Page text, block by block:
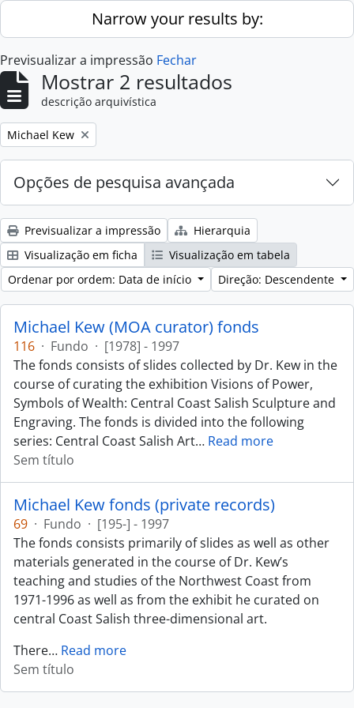
Skip to main contentNarrow your results by:
Previsualizar a impressão Fechar
Mostrar 2 resultados
descrição arquivística
Remove filter:
Michael Kew
Opções de pesquisa avançada
Previsualizar a impressão
Hierarquia
Visualização em ficha
Visualização em tabela
Ordenar por ordem: Data de início
Direção: Descendente
Michael Kew (MOA curator) fonds
116 · Fundo · [1978] - 1997
The fonds consists of slides collected by Dr. Kew in the
course of curating the exhibition Visions of Power,
Symbols of Wealth: Central Coast Salish Sculpture and
Engraving. The fonds is divided into the following
series: Central Coast Salish Art… Read more
Sem título
Michael Kew fonds (private records)
69 · Fundo · [195-] - 1997
The fonds consists primarily of slides as well as other
materials generated in the course of Dr. Kew’s
teaching and studies of the Northwest Coast from
1971-1996 as well as from the exhibit he curated on
central Coast Salish three-dimensional art.
There… Read more
Sem título